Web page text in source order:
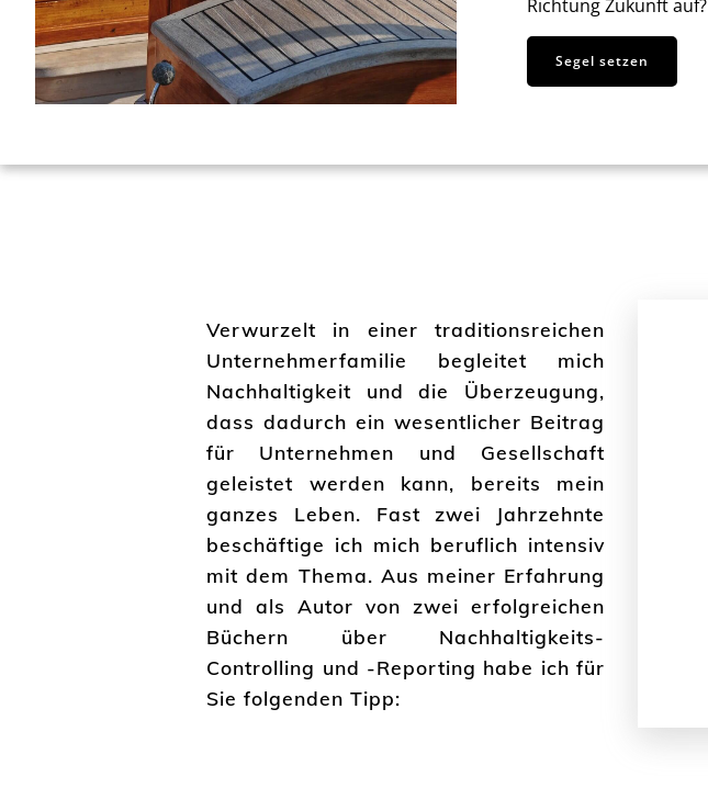
Richtung Zukunft auf?
Segel setzen
Verwurzelt in einer traditionsreichen
Unternehmerfamilie begleitet mich
Nachhaltigkeit und die Überzeugung,
dass dadurch ein wesentlicher Beitrag
für Unternehmen und Gesellschaft
geleistet werden kann, bereits mein
ganzes Leben. Fast zwei Jahrzehnte
beschäftige ich mich beruflich intensiv
mit dem Thema. Aus meiner Erfahrung
und als Autor von zwei erfolgreichen
Büchern über Nachhaltigkeits-
Controlling und -Reporting habe ich für
Sie folgenden Tipp: